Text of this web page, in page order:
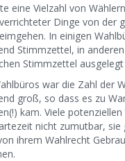
eine Vielzahl von
Dinge von der
In einigen
Stimmzettel, in
Stimmzettel
war die Zahl der
groß, so dass es zu
kam. Viele
nicht zumutbar, sie
ihrem Wahlrecht